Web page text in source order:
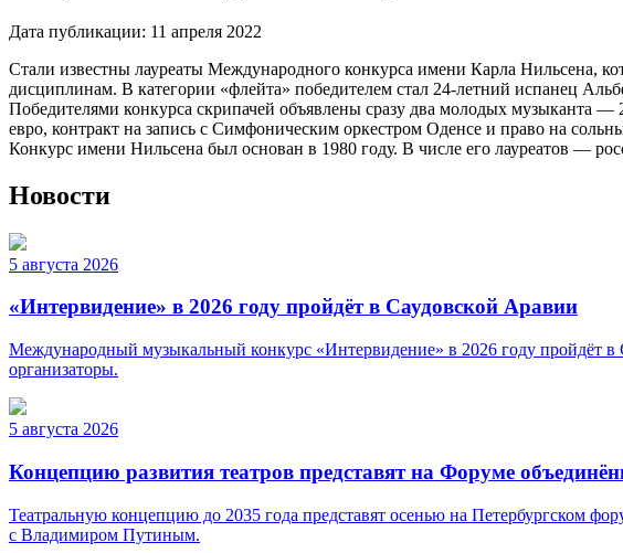
Дата публикации: 11 апреля 2022
Стали известны лауреаты Международного конкурса имени Карла Нильсена,
дисциплинам. В категории «флейта» победителем стал 24-летний испанец
Победителями конкурса скрипачей объявлены сразу два молодых музыканта
евро, контракт на запись с Симфоническим оркестром Оденсе и право на
Конкурс имени Нильсена был основан в 1980 году. В числе его лауреатов —
Новости
5 августа 2026
«Интервидение» в 2026 году пройдёт в Саудовской Аравии
Международный музыкальный конкурс «Интервидение» в 2026 году пройдёт
организаторы.
5 августа 2026
Концепцию развития театров представят на Форуме
Театральную концепцию до 2035 года представят осенью на Петербургском
с Владимиром Путиным.